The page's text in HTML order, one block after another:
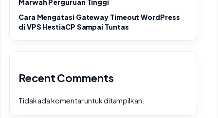
Marwah Perguruan Tinggi
Cara Mengatasi Gateway Timeout WordPress
di VPS HestiaCP Sampai Tuntas
Recent Comments
Tidak ada komentar untuk ditampilkan.